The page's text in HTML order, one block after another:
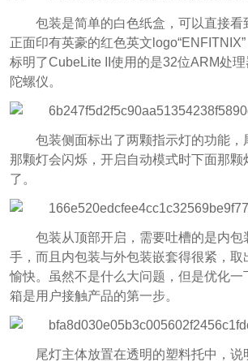
包装是简单的白色纸盒，可以直接看
正面印有英豪的红色英文
标明了CubeLite II使用的是32位ARM处
陀螺仪。
包装侧面标出了两颗指示灯的功能，
那颗灯会闪烁，开启自动模式时下面那颗
了。
包装从顶部开启，需要吐槽的是内包
手，而且内包装与外包装嵌套得很紧，取
愉快。虽然不是什么大问题，但是优化一
箱是用户接触产品的第一步。
尾灯主体放置在透明的塑料托中，说